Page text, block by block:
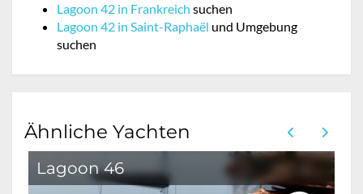
Lagoon 42 in Frankreich suchen
Lagoon 42 in Saint-Raphaël und Umgebung
suchen
Ähnliche Yachten
Lagoon 46